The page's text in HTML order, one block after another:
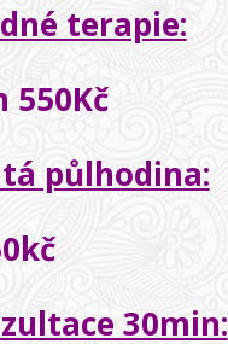
terapie:
550Kč
půlhodina:
30min: